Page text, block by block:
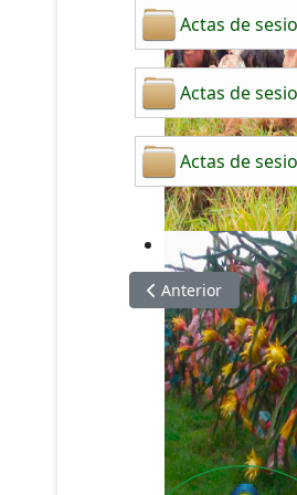
Actas de
Actas de
Actas de
Artículo anterior:
Anterior